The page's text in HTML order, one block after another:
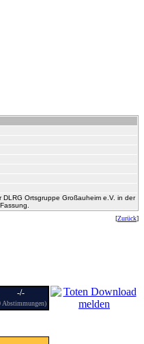
DLRG Ortsgruppe Großauheim e.V. in der
[Zurück]
-/-
Abstimmungen)